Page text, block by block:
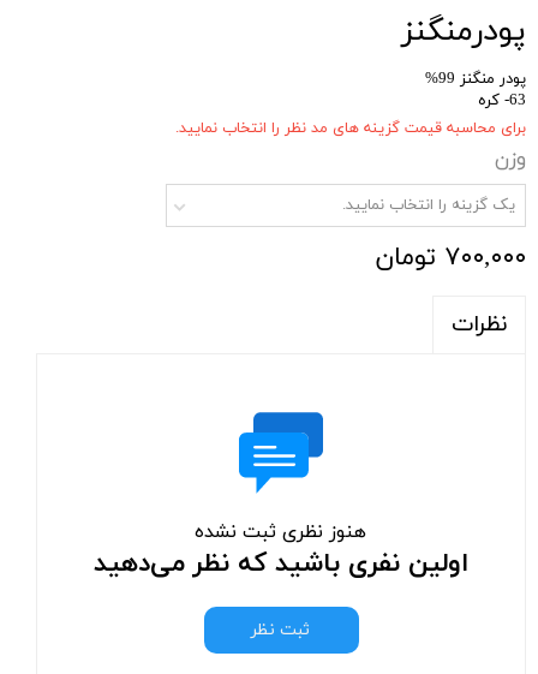
پودرمنگنز
۷۰۰,۰۰۰ تومان
برای محاسبه قیمت گزینه های مد نظر را انتخاب نمایید.
پودر منگنز 99%
63- کره
وزن
یک گزینه را انتخاب نمایید.
نظرات
هنوز نظری ثبت نشده
اولین نفری باشید که نظر می‌دهید
ثبت نظر